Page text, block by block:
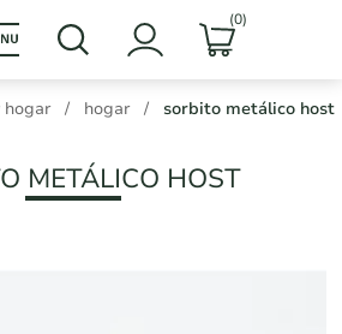
(0)
hogar / hogar / sorbito metálico host
METÁLICO HOST